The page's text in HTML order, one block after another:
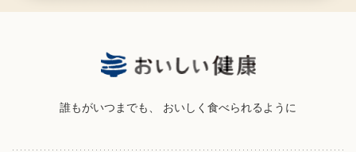
誰もがいつまでも、 おいしく食べられるように